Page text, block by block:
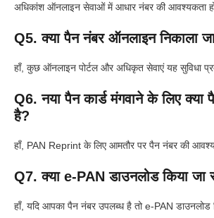
अधिकांश ऑनलाइन सेवाओं में आधार नंबर की आवश्यकता
Q5. क्या पैन नंबर ऑनलाइन निकाला
हाँ, कुछ ऑनलाइन पोर्टल और अधिकृत सेवाएं यह सुविधा
Q6. नया पैन कार्ड मंगवाने के लिए क्या
है?
हाँ, PAN Reprint के लिए आमतौर पर पैन नंबर की
Q7. क्या e-PAN डाउनलोड किया जा
हाँ, यदि आपका पैन नंबर उपलब्ध है तो e-PAN डाउनलोड